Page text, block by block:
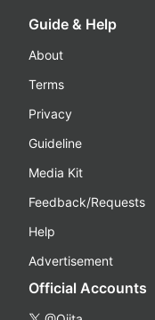
Guide & Help
About
Terms
Privacy
Guideline
Media Kit
Feedback/Requests
Help
Advertisement
Official Accounts